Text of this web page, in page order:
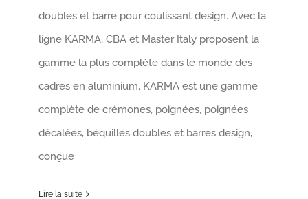
doubles et barre pour coulissant design. Avec la
ligne KARMA, CBA et Master Italy proposent la
gamme la plus complète dans le monde des
cadres en aluminium. KARMA est une gamme
complète de crémones, poignées, poignées
décalées, béquilles doubles et barres design,
conçue
Lire la suite